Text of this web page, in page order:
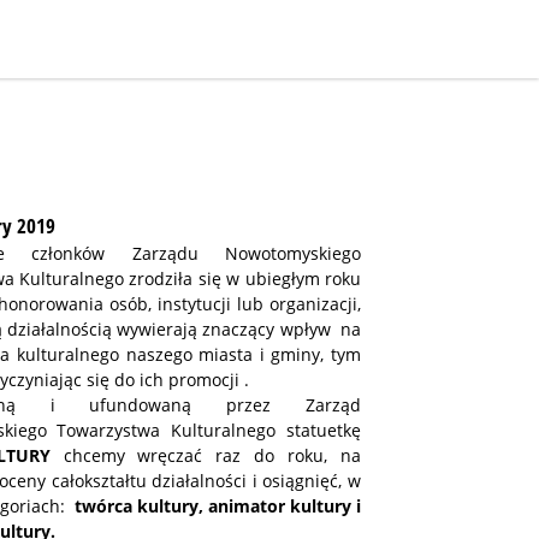
2019
Zarządu Nowotomyskiego
Kulturalnego zrodziła się w ubiegłym roku
osób, instytucji lub organizacji,
działalnością wywierają znaczący wpływ na
kulturalnego naszego miasta i gminy, tym
się do ich promocji .
i ufundowaną przez Zarząd
Towarzystwa Kulturalnego statuetkę
chcemy wręczać raz do roku, na
całokształtu działalności i osiągnięć, w
twórca kultury, animator kultury i